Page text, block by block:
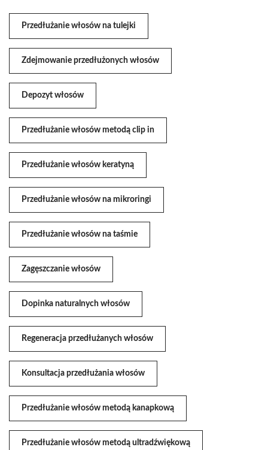
Przedłużanie włosów na tulejki
Zdejmowanie przedłużonych włosów
Depozyt włosów
Przedłużanie włosów metodą clip in
Przedłużanie włosów keratyną
Przedłużanie włosów na mikroringi
Przedłużanie włosów na taśmie
Zagęszczanie włosów
Dopinka naturalnych włosów
Regeneracja przedłużanych włosów
Konsultacja przedłużania włosów
Przedłużanie włosów metodą kanapkową
Przedłużanie włosów metodą ultradźwiękową